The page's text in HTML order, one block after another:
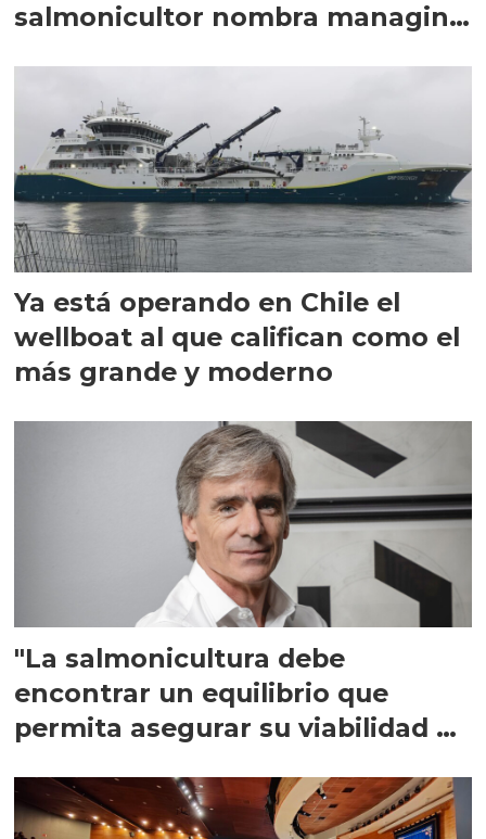
salmonicultor nombra managing
Ya está operando en Chile el
wellboat al que califican como el
más grande y moderno
"La salmonicultura debe
encontrar un equilibrio que
permita asegurar su viabilidad de